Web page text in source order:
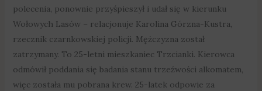
polecenia, ponownie przyśpieszył i udał się w kierunku
Wołowych Lasów – relacjonuje Karolina Górzna-Kustra,
rzecznik czarnkowskiej policji. Mężczyzna został
zatrzymany. To 25-letni mieszkaniec Trzcianki. Kierowca
odmówił poddania się badania stanu trzeźwości alkomatem,
więc została mu pobrana krew. 25-latek odpowie za